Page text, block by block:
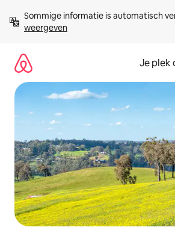
direct
naar
Sommige informatie is automatisch
weergeven
Je plek